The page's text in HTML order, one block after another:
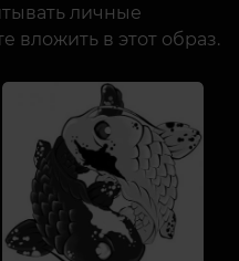
личные
вложить в этот образ.